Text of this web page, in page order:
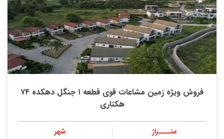
فروش ویژه زمین مشاعات قوی قطعه ۱ جنگل دهکده ۷۴
هکتاری
متــــراژ
شهر